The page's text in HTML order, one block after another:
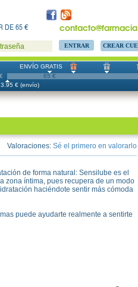
DE 65 €
CREAR
ENVÍO GRATIS
65 €
€ (envío)
Valoraciones: Sé el primero en valorarlo
de forma natural: Sensilube es el
zona íntima, pues recupera de un modo
haciéndote sentir más cómoda
puede ayudarte realmente a sentirte